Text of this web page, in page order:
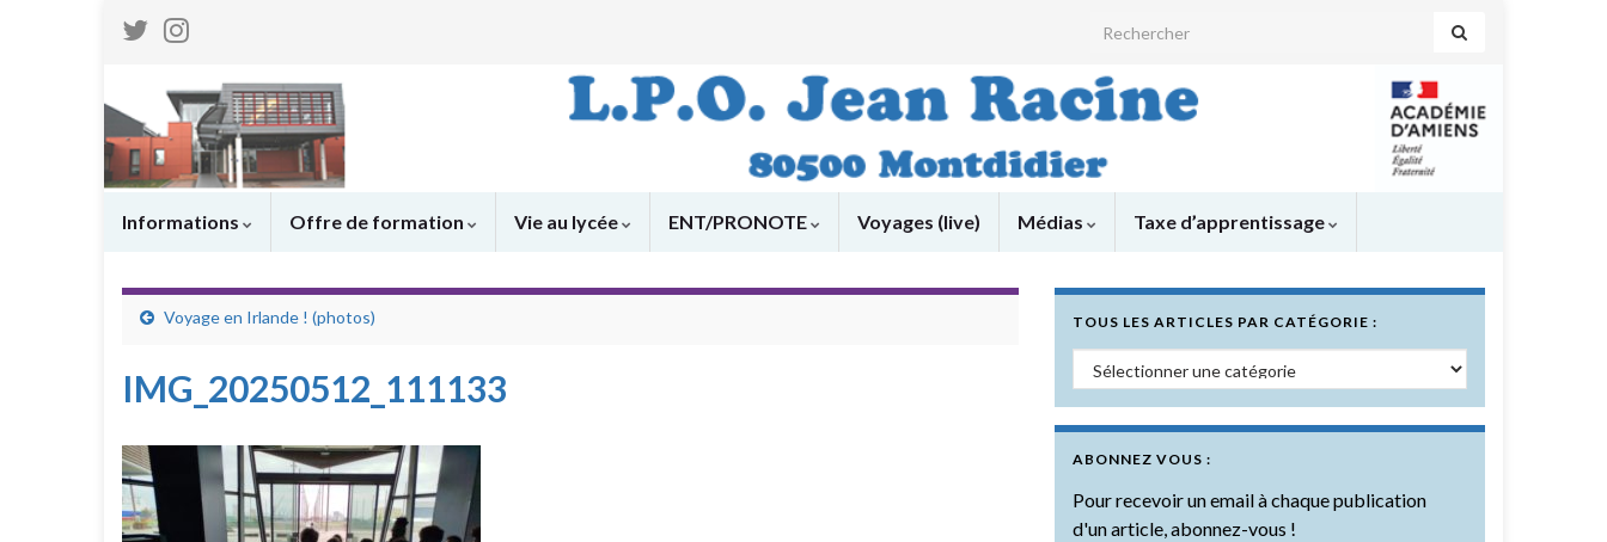
Search for:
Informations Offre de formation Vie au lycée ENT/PRONOTE Voyages (live) Médias Taxe d’apprentissage
Voyage en Irlande ! (photos)
IMG_20250512_111133
TOUS LES ARTICLES PAR CATÉGORIE :
Tous les articles par catégorie :
ABONNEZ VOUS :
Pour recevoir un email à chaque publication
d'un article, abonnez-vous !